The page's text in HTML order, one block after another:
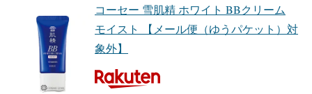
コーセー 雪肌精 ホワイト BBクリーム
モイスト 【メール便（ゆうパケット）対
象外】